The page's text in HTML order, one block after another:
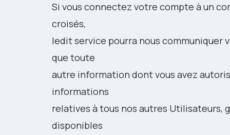
Si vous connectez votre compte à un
croisés,
ledit service pourra nous communiquer
que toute
autre information dont vous avez
informations
relatives à tous nos autres Utilisateurs,
disponibles